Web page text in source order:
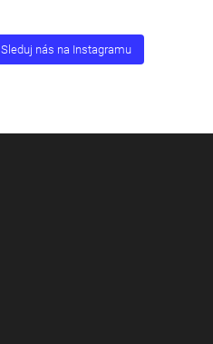
Sleduj nás na Instagramu